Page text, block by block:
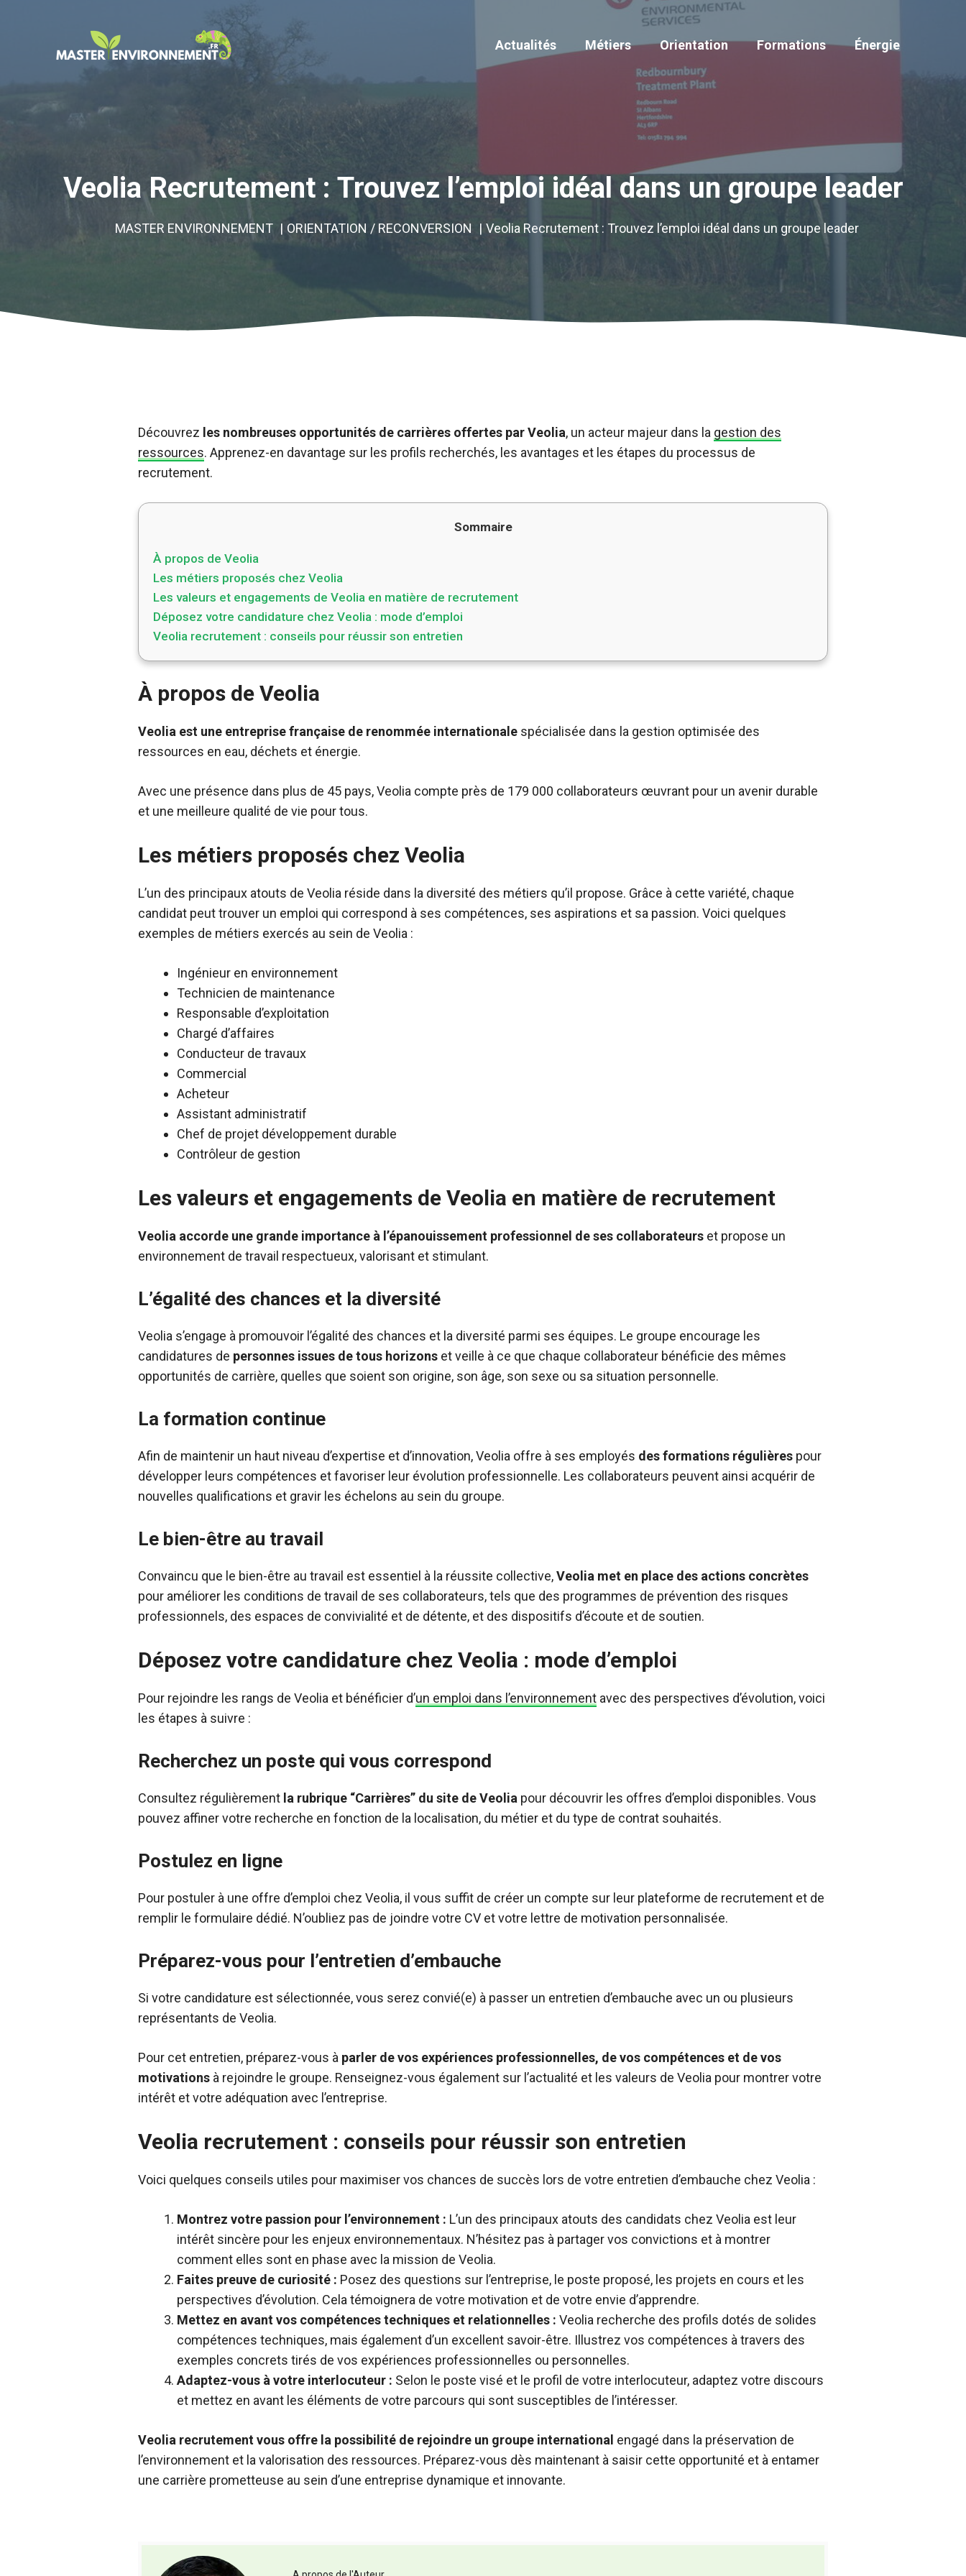
Actualités Métiers Orientation Formations Énergie
Veolia Recrutement : Trouvez l’emploi idéal dans un groupe leader
MASTER ENVIRONNEMENT ORIENTATION / RECONVERSION Veolia Recrutement : Trouvez l’emploi idéal dans un groupe leader
Découvrez les nombreuses opportunités de carrières offertes par Veolia, un acteur majeur dans la gestion des
ressources. Apprenez-en davantage sur les profils recherchés, les avantages et les étapes du processus de
recrutement.
Sommaire
À propos de Veolia
Les métiers proposés chez Veolia
Les valeurs et engagements de Veolia en matière de recrutement
Déposez votre candidature chez Veolia : mode d’emploi
Veolia recrutement : conseils pour réussir son entretien
À propos de Veolia
Veolia est une entreprise française de renommée internationale spécialisée dans la gestion optimisée des
ressources en eau, déchets et énergie.
Avec une présence dans plus de 45 pays, Veolia compte près de 179 000 collaborateurs œuvrant pour un avenir durable
et une meilleure qualité de vie pour tous.
Les métiers proposés chez Veolia
L’un des principaux atouts de Veolia réside dans la diversité des métiers qu’il propose. Grâce à cette variété, chaque
candidat peut trouver un emploi qui correspond à ses compétences, ses aspirations et sa passion. Voici quelques
exemples de métiers exercés au sein de Veolia :
Ingénieur en environnement
Technicien de maintenance
Responsable d’exploitation
Chargé d’affaires
Conducteur de travaux
Commercial
Acheteur
Assistant administratif
Chef de projet développement durable
Contrôleur de gestion
Les valeurs et engagements de Veolia en matière de recrutement
Veolia accorde une grande importance à l’épanouissement professionnel de ses collaborateurs et propose un
environnement de travail respectueux, valorisant et stimulant.
L’égalité des chances et la diversité
Veolia s’engage à promouvoir l’égalité des chances et la diversité parmi ses équipes. Le groupe encourage les
candidatures de personnes issues de tous horizons et veille à ce que chaque collaborateur bénéficie des mêmes
opportunités de carrière, quelles que soient son origine, son âge, son sexe ou sa situation personnelle.
La formation continue
Afin de maintenir un haut niveau d’expertise et d’innovation, Veolia offre à ses employés des formations régulières pour
développer leurs compétences et favoriser leur évolution professionnelle. Les collaborateurs peuvent ainsi acquérir de
nouvelles qualifications et gravir les échelons au sein du groupe.
Le bien-être au travail
Convaincu que le bien-être au travail est essentiel à la réussite collective,Veolia met en place des actions concrètes
pour améliorer les conditions de travail de ses collaborateurs, tels que des programmes de prévention des risques
professionnels, des espaces de convivialité et de détente, et des dispositifs d’écoute et de soutien.
Déposez votre candidature chez Veolia : mode d’emploi
Pour rejoindre les rangs de Veolia et bénéficier d’un emploi dans l’environnement avec des perspectives d’évolution, voici
les étapes à suivre :
Recherchez un poste qui vous correspond
Consultez régulièrement la rubrique “Carrières” du site de Veolia pour découvrir les offres d’emploi disponibles. Vous
pouvez affiner votre recherche en fonction de la localisation, du métier et du type de contrat souhaités.
Postulez en ligne
Pour postuler à une offre d’emploi chez Veolia, il vous suffit de créer un compte sur leur plateforme de recrutement et de
remplir le formulaire dédié. N’oubliez pas de joindre votre CV et votre lettre de motivation personnalisée.
Préparez-vous pour l’entretien d’embauche
Si votre candidature est sélectionnée, vous serez convié(e) à passer un entretien d’embauche avec un ou plusieurs
représentants de Veolia.
Pour cet entretien, préparez-vous à parler de vos expériences professionnelles, de vos compétences et de vos
motivations à rejoindre le groupe. Renseignez-vous également sur l’actualité et les valeurs de Veolia pour montrer votre
intérêt et votre adéquation avec l’entreprise.
Veolia recrutement : conseils pour réussir son entretien
Voici quelques conseils utiles pour maximiser vos chances de succès lors de votre entretien d’embauche chez Veolia :
Montrez votre passion pour l’environnement : L’un des principaux atouts des candidats chez Veolia est leur
intérêt sincère pour les enjeux environnementaux. N’hésitez pas à partager vos convictions et à montrer
comment elles sont en phase avec la mission de Veolia.
Faites preuve de curiosité : Posez des questions sur l’entreprise, le poste proposé, les projets en cours et les
perspectives d’évolution. Cela témoignera de votre motivation et de votre envie d’apprendre.
Mettez en avant vos compétences techniques et relationnelles : Veolia recherche des profils dotés de solides
compétences techniques, mais également d’un excellent savoir-être. Illustrez vos compétences à travers des
exemples concrets tirés de vos expériences professionnelles ou personnelles.
Adaptez-vous à votre interlocuteur : Selon le poste visé et le profil de votre interlocuteur, adaptez votre discours
et mettez en avant les éléments de votre parcours qui sont susceptibles de l’intéresser.
Veolia recrutement vous offre la possibilité de rejoindre un groupe international engagé dans la préservation de
l’environnement et la valorisation des ressources. Préparez-vous dès maintenant à saisir cette opportunité et à entamer
une carrière prometteuse au sein d’une entreprise dynamique et innovante.